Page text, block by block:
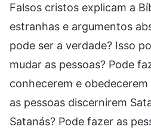
Falsos cristos explicam a
estranhas e argumentos
pode ser a verdade? Isso
mudar as pessoas? Pode
conhecerem e obedecerem
as pessoas discernirem
Satanás? Pode fazer as